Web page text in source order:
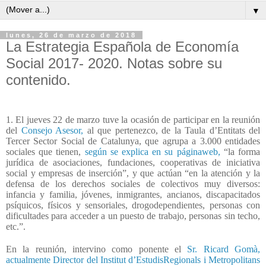
▼
lunes, 26 de marzo de 2018
La Estrategia Española de Economía
Social 2017- 2020. Notas sobre su
contenido.
1. El jueves 22 de marzo tuve la ocasión de participar en la reunión
del Consejo Asesor, al que pertenezco, de la Taula d’Entitats del
Tercer Sector Social de Catalunya, que agrupa a 3.000 entidades
sociales que tienen, según se explica en su páginaweb, “la forma
jurídica de asociaciones, fundaciones, cooperativas de iniciativa
social y empresas de inserción”, y que actúan “en la atención y la
defensa de los derechos sociales de colectivos muy diversos:
infancia y familia, jóvenes, inmigrantes, ancianos, discapacitados
psíquicos, físicos y sensoriales, drogodependientes, personas con
dificultades para acceder a un puesto de trabajo, personas sin techo,
etc.”.
En la reunión, intervino como ponente el Sr. Ricard Gomà,
actualmente Director del Institut d’EstudisRegionals i Metropolitans